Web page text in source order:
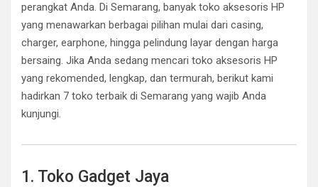
perangkat Anda. Di Semarang, banyak toko aksesoris HP
yang menawarkan berbagai pilihan mulai dari casing,
charger, earphone, hingga pelindung layar dengan harga
bersaing. Jika Anda sedang mencari toko aksesoris HP
yang rekomended, lengkap, dan termurah, berikut kami
hadirkan 7 toko terbaik di Semarang yang wajib Anda
kunjungi.
1. Toko Gadget Jaya